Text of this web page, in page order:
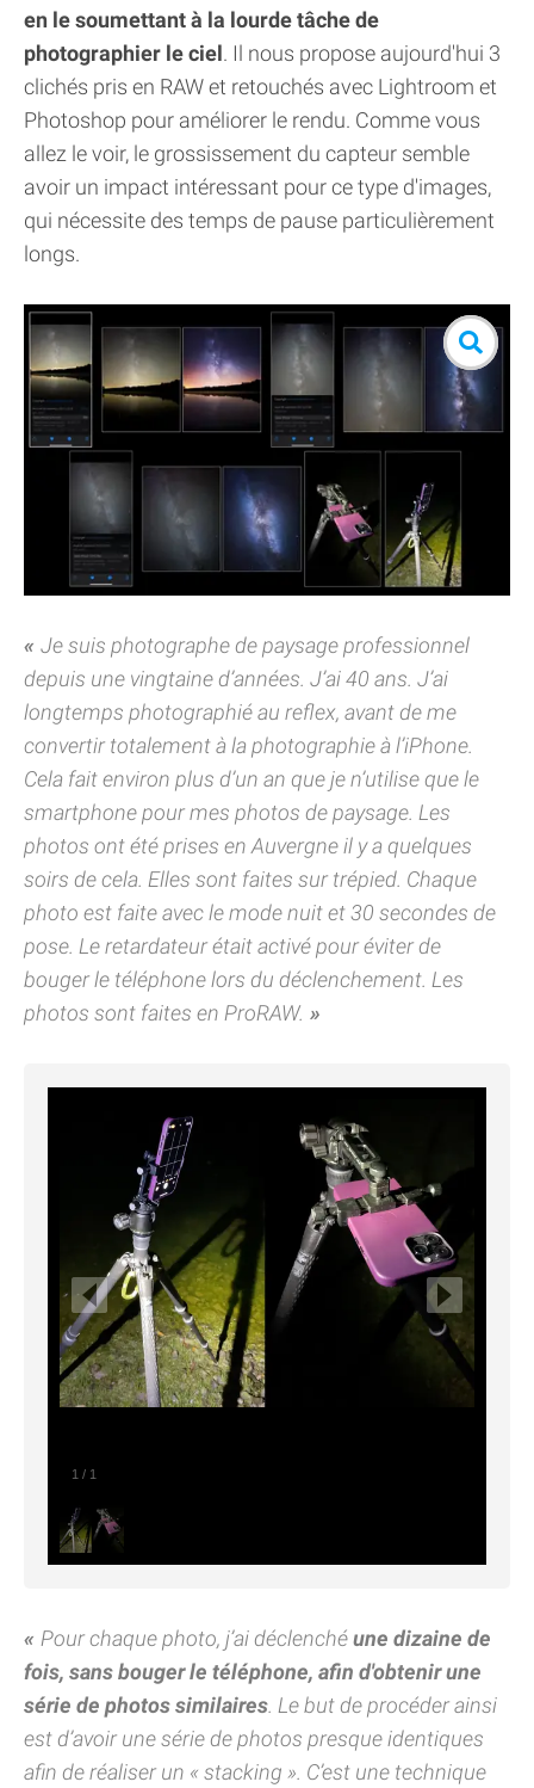
en le soumettant à la lourde tâche de
photographier le ciel. Il nous propose aujourd'hui 3
clichés pris en RAW et retouchés avec Lightroom et
Photoshop pour améliorer le rendu. Comme vous
allez le voir, le grossissement du capteur semble
avoir un impact intéressant pour ce type d'images,
qui nécessite des temps de pause particulièrement
longs.
Je suis photographe de paysage professionnel
depuis une vingtaine d’années. J’ai 40 ans. J’ai
longtemps photographié au reflex, avant de me
convertir totalement à la photographie à l’iPhone.
Cela fait environ plus d’un an que je n’utilise que le
smartphone pour mes photos de paysage. Les
photos ont été prises en Auvergne il y a quelques
soirs de cela. Elles sont faites sur trépied. Chaque
photo est faite avec le mode nuit et 30 secondes de
pose. Le retardateur était activé pour éviter de
bouger le téléphone lors du déclenchement. Les
photos sont faites en ProRAW.
1 / 1
Pour chaque photo, j’ai déclenchéune dizaine de
fois, sans bouger le téléphone, afin d'obtenir une
série de photos similaires. Le but de procéder ainsi
est d’avoir une série de photos presque identiques
afin de réaliser un « stacking ». C’est une technique